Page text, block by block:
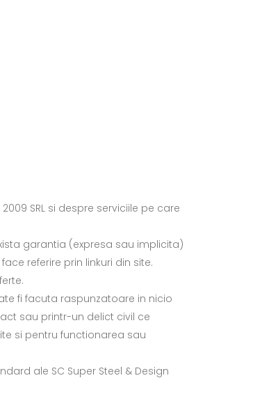
SRL si despre serviciile pe care
garantia (expresa sau implicita)
referire prin linkuri din site.
fi facuta raspunzatoare in nicio
sau printr-un delict civil ce
si pentru functionarea sau
ale SC Super Steel & Design